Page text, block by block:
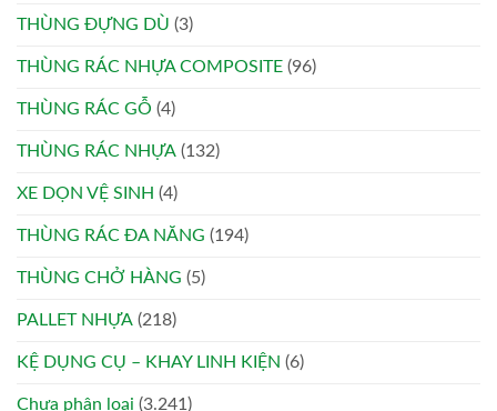
THÙNG ĐỰNG DÙ (3)
THÙNG RÁC NHỰA COMPOSITE (96)
THÙNG RÁC GỖ (4)
THÙNG RÁC NHỰA (132)
XE DỌN VỆ SINH (4)
THÙNG RÁC ĐA NĂNG (194)
THÙNG CHỞ HÀNG (5)
PALLET NHỰA (218)
KỆ DỤNG CỤ – KHAY LINH KIỆN (6)
Chưa phân loại (3.241)